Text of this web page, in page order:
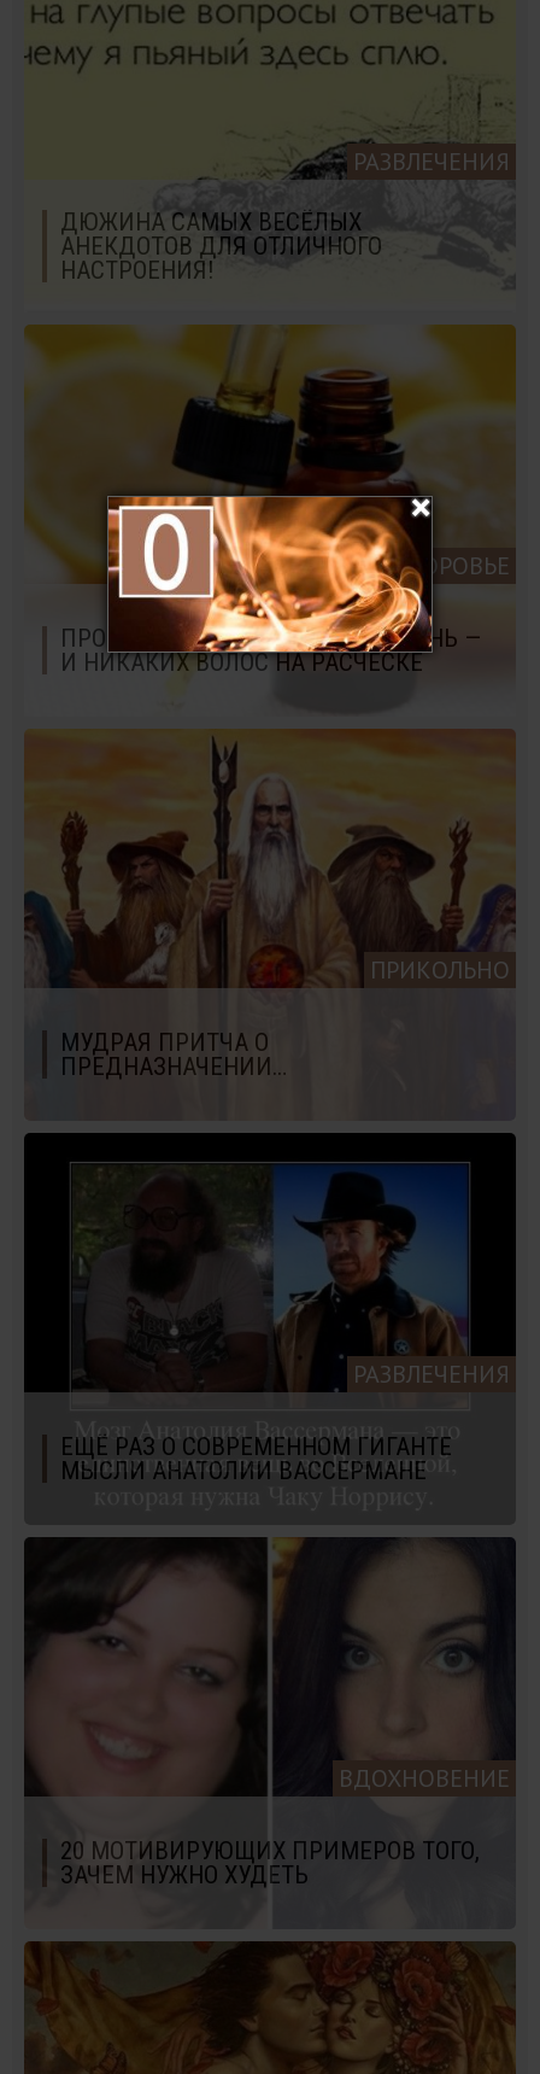
РАЗВЛЕЧЕНИЯ
ДЮЖИНА САМЫХ ВЕСЁЛЫХ
АНЕКДОТОВ ДЛЯ ОТЛИЧНОГО
НАСТРОЕНИЯ!
КРАСОТА И ЗДОРОВЬЕ
ПРОСТО ДОБАВЬТЕ ЭТО В ШАМПУНЬ —
И НИКАКИХ ВОЛОС НА РАСЧЕСКЕ
ПРИКОЛЬНО
МУДРАЯ ПРИТЧА О
ПРЕДНАЗНАЧЕНИИ…
РАЗВЛЕЧЕНИЯ
ЕЩЁ РАЗ О СОВРЕМЕННОМ ГИГАНТЕ
МЫСЛИ АНАТОЛИИ ВАССЕРМАНЕ
ВДОХНОВЕНИЕ
20 МОТИВИРУЮЩИХ ПРИМЕРОВ ТОГО,
ЗАЧЕМ НУЖНО ХУДЕТЬ